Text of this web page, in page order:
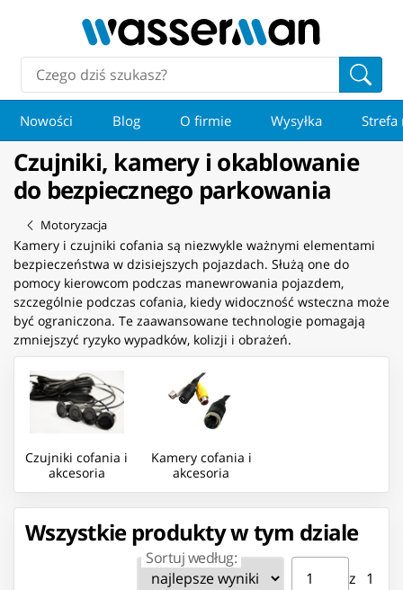
Nowości Blog O firmie Wysyłka Strefa
Czujniki, kamery i okablowanie
do bezpiecznego parkowania
Motoryzacja
Kamery i czujniki cofania są niezwykle ważnymi elementami
bezpieczeństwa w dzisiejszych pojazdach. Służą one do
pomocy kierowcom podczas manewrowania pojazdem,
szczególnie podczas cofania, kiedy widoczność wsteczna może
być ograniczona. Te zaawansowane technologie pomagają
zmniejszyć ryzyko wypadków, kolizji i obrażeń.
Czujniki cofania i
akcesoria
Kamery cofania i
akcesoria
Wszystkie produkty w tym dziale
Sortuj według: Strona ⁨1⁩ z ⁨1⁩
z ⁨1⁩
Przejdź do strony